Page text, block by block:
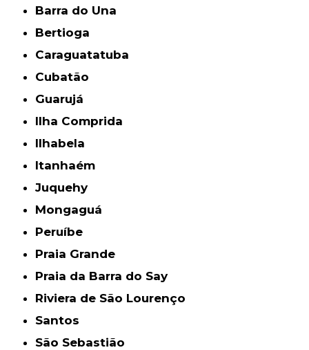
Barra do Una
Bertioga
Caraguatatuba
Cubatão
Guarujá
Ilha Comprida
Ilhabela
Itanhaém
Juquehy
Mongaguá
Peruíbe
Praia Grande
Praia da Barra do Say
Riviera de São Lourenço
Santos
São Sebastião